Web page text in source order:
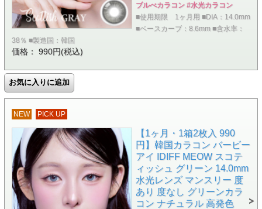
ブルべカラコン #水光カラコン
■使用期限 1ヶ月用 ■DIA：14.0mm
■ベースカーブ：8.6mm ■含水率：
38％ ■製造国：韓国
価格： 990円(税込)
NEW PICK UP
【1ヶ月・1箱2枚入 990
円】韓国カラコン バービー
アイ IDIFF MEOW スコテ
ィッシュ グリーン 14.0mm
水光レンズ マンスリー 度
あり 度なし グリーンカラ
コン ナチュラル 高発色